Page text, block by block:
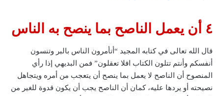
٤ أن يعمل الناصح بما ينصح به الناس
قال الله تعالى في كتابه المجيد “أتأمرون الناس بالبر وتنسون
أنفسكم وأنتم تتلون الكتاب افلا تعقلون” فمن البديهي إذا رأي
المنصوح أن الناصح لا يعمل بما ينصح أن يتعجب من أمره ويتجاهل
نصيحته أو يردها عليه، كمان أن الناصح يجب أن يكون قدوة للغير من